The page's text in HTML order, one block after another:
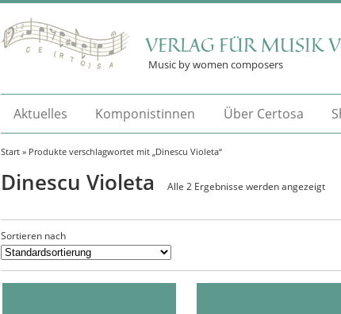
VERLAG FÜR MUSIK
Music by women composers
Aktuelles Komponistinnen Über Certosa
Start » Produkte verschlagwortet mit „Dinescu Violeta“
Dinescu Violeta Alle 2 Ergebnisse werden angezeigt
Sortieren nach